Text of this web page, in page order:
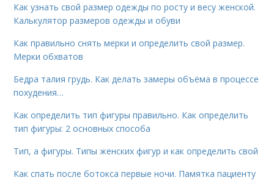
Как узнать свой размер одежды по росту и весу женской.
Калькулятор размеров одежды и обуви
Как правильно снять мерки и определить свой размер.
Мерки обхватов
Бедра талия грудь. Как делать замеры объёма в процессе
похудения…
Как определить тип фигуры правильно. Как определить
тип фигуры: 2 основных способа
Тип, а фигуры. Типы женских фигур и как определить свой
Как спать после ботокса первые ночи. Памятка пациенту